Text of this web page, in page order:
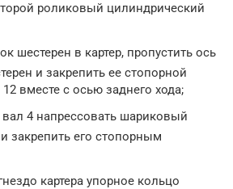
роликовый цилиндрический
шестерен в картер, пропустить ось
и закрепить ее стопорной
вместе с осью заднего хода;
4 напрессовать шариковый
закрепить его стопорным
картера упорное кольцо